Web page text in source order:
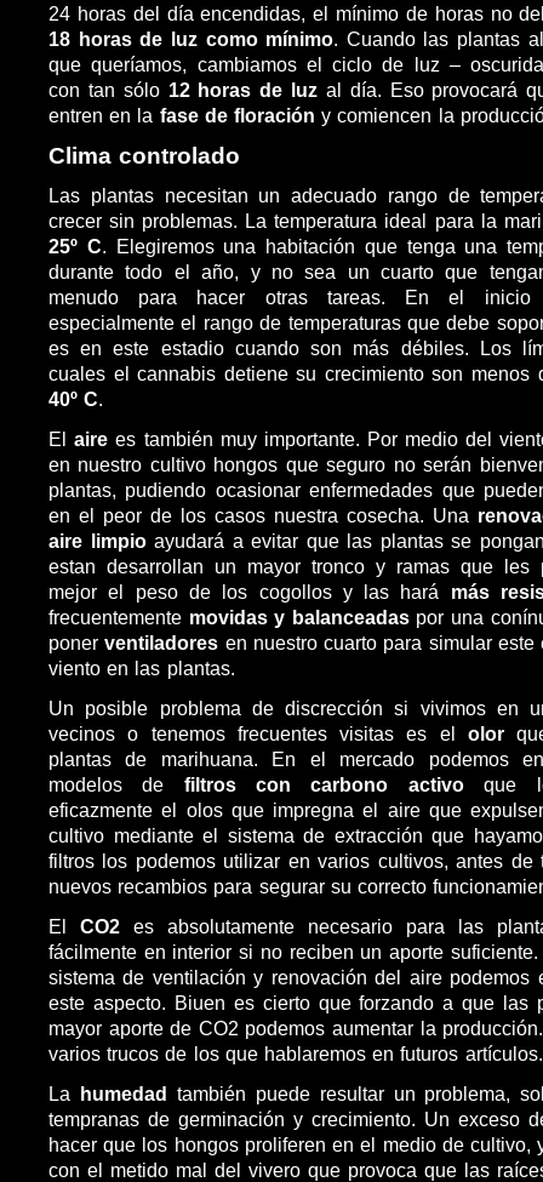
24 horas del día encendidas, el mínimo de horas no
18 horas de luz como mínimo. Cuando las plantas
que queríamos, cambiamos el ciclo de luz –
con tan sólo 12 horas de luz al día. Eso provocará
entren en la fase de floración y comiencen la
Clima controlado
Las plantas necesitan un adecuado rango de
crecer sin problemas. La temperatura ideal para la
25º C. Elegiremos una habitación que tenga una
durante todo el año, y no sea un cuarto que
menudo para hacer otras tareas. En el inicio
especialmente el rango de temperaturas que debe
es en este estadio cuando son más débiles. Los
cuales el cannabis detiene su crecimiento son menos
40º C.
Elairees también muy importante. Por medio del
en nuestro cultivo hongos que seguro no serán
plantas, pudiendo ocasionar enfermedades que
en el peor de los casos nuestra cosecha. Una
aire limpioayudará a evitar que las plantas se
estan desarrollan un mayor tronco y ramas que les
mejor el peso de los cogollos y las hará más
frecuentemente movidas y balanceadaspor una
ponerventiladores en nuestro cuarto para simular
viento en las plantas.
Un posible problema de discrección si vivimos en
vecinos o tenemos frecuentes visitas es elolor
plantas de marihuana. En el mercado podemos
modelos de filtros con carbono activoque
eficazmente el olos que impregna el aire que
cultivo mediante el sistema de extracción que
filtros los podemos utilizar en varios cultivos, antes de
nuevos recambios para segurar su correcto
El CO2 es absolutamente necesario para las
fácilmente en interior si no reciben un aporte
sistema de ventilación y renovación del aire podemos
este aspecto. Biuen es cierto que forzando a que las
mayor aporte de CO2 podemos aumentar la
varios trucos de los que hablaremos en futuros artículos.
La humedad también puede resultar un problema,
tempranas de germinación y crecimiento. Un exceso
hacer que los hongos proliferen en el medio de cultivo,
con el metido mal del vivero que provoca que las